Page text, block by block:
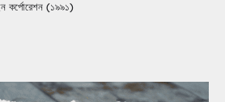
কর্পোরেশন (১৯৯১)